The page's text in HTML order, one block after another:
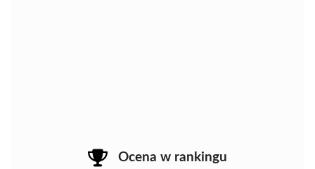
Ocena w rankingu